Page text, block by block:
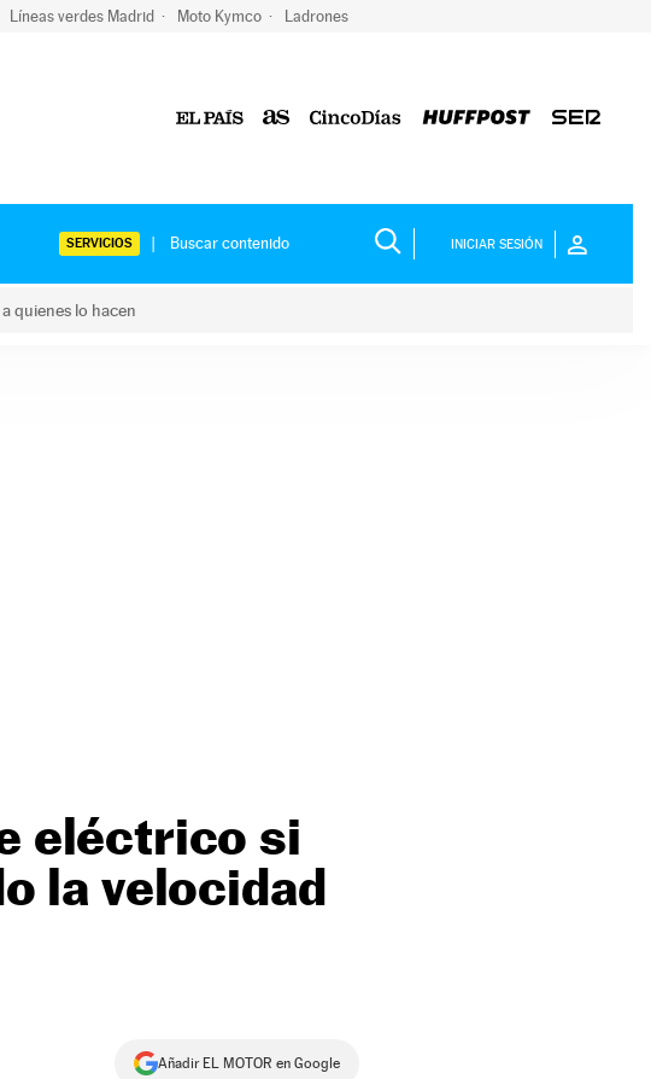
Líneas verdes Madrid Moto Kymco Ladrones
SERVICIOS INICIAR SESIÓN
quienes lo hacen
eléctrico si
la velocidad
Añadir EL MOTOR en Google